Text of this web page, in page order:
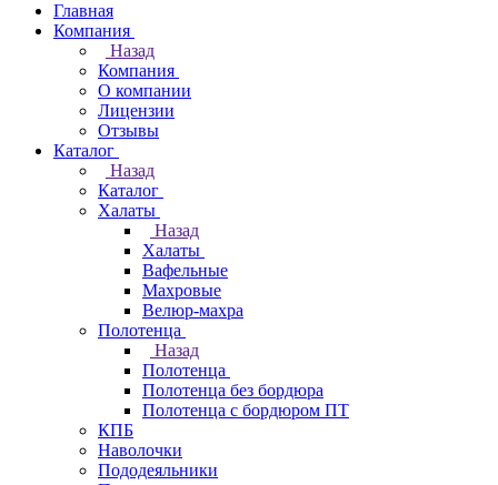
Главная
Компания
Назад
Компания
О компании
Лицензии
Отзывы
Каталог
Назад
Каталог
Халаты
Назад
Халаты
Вафельные
Махровые
Велюр-махра
Полотенца
Назад
Полотенца
Полотенца без бордюра
Полотенца с бордюром ПТ
КПБ
Наволочки
Пододеяльники